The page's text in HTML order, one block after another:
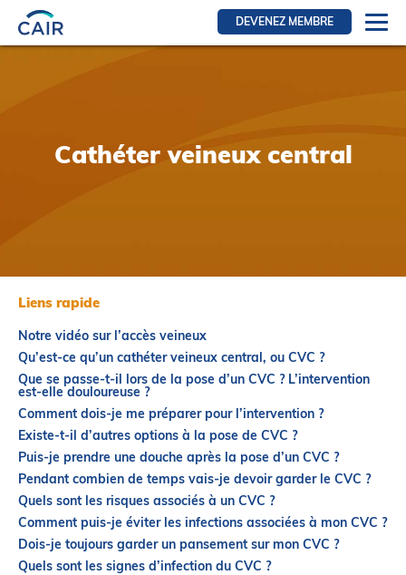
DEVENEZ MEMBRE
RFE Section
Contact
À Propos
Partenaires
Introduction à la RI
Présence mondiale
COVID-19
Carrières en RI
Cathéter veineux central
Liens rapide
Notre vidéo sur l’accès veineux
Qu’est-ce qu’un cathéter veineux central, ou CVC ?
Que se passe-t-il lors de la pose d’un CVC ? L’intervention
est-elle douloureuse ?
Comment dois-je me préparer pour l’intervention ?
Existe-t-il d’autres options à la pose de CVC ?
Puis-je prendre une douche après la pose d’un CVC ?
Pendant combien de temps vais-je devoir garder le CVC ?
Quels sont les risques associés à un CVC ?
Comment puis-je éviter les infections associées à mon CVC ?
Dois-je toujours garder un pansement sur mon CVC ?
Quels sont les signes d’infection du CVC ?